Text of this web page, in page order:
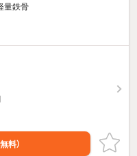
量鉄骨
無料）